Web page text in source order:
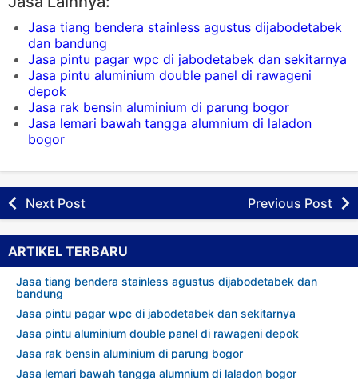
Jasa tiang bendera stainless agustus dijabodetabek
dan bandung
Jasa pintu pagar wpc di jabodetabek dan sekitarnya
Jasa pintu aluminium double panel di rawageni
depok
Jasa rak bensin aluminium di parung bogor
Jasa lemari bawah tangga alumnium di laladon
bogor
Next Post Previous Post
ARTIKEL TERBARU
Jasa tiang bendera stainless agustus dijabodetabek dan
bandung
Jasa pintu pagar wpc di jabodetabek dan sekitarnya
Jasa pintu aluminium double panel di rawageni depok
Jasa rak bensin aluminium di parung bogor
Jasa lemari bawah tangga alumnium di laladon bogor